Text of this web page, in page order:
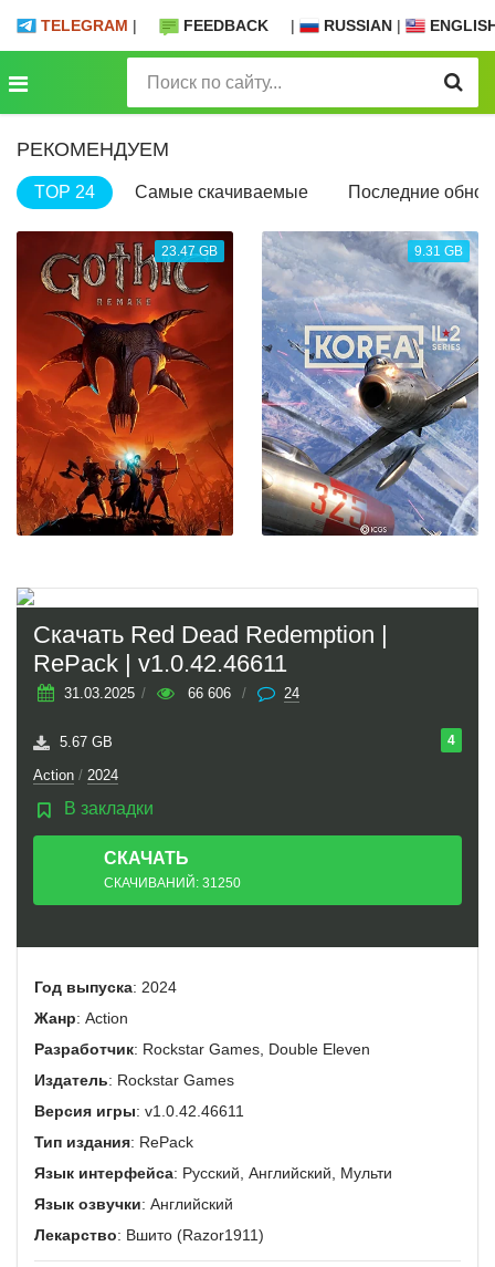
TELEGRAM | FEEDBACK | RUSSIAN |
РЕКОМЕНДУЕМ
TOP 24 Самые скачиваемые Последние
23.47 GB 9.31 GB
Скачать Red Dead Redemption |
RePack | v1.0.42.46611
31.03.2025 / 66 606 / 24
4
5.67 GB
Action / 2024
В закладки
СКАЧАТЬ
ТОРРЕНТ
СКАЧИВАНИЙ: 31250
Год выпуска: 2024
Жанр: Action
Разработчик: Rockstar Games, Double Eleven
Издатель: Rockstar Games
Версия игры: v1.0.42.46611
Тип издания: RePack
Язык интерфейса: Русский, Английский, Мульти
Язык озвучки: Английский
Лекарство: Вшито (Razor1911)